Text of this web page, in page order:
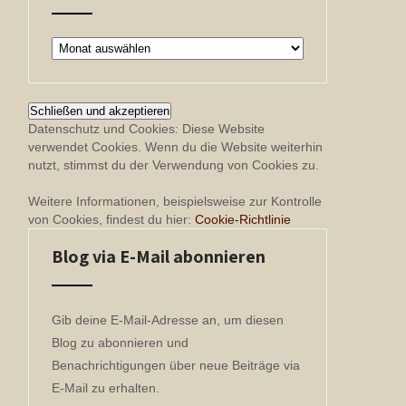
Archiv
Datenschutz und Cookies: Diese Website
verwendet Cookies. Wenn du die Website weiterhin
nutzt, stimmst du der Verwendung von Cookies zu.
Weitere Informationen, beispielsweise zur Kontrolle
von Cookies, findest du hier: Cookie-Richtlinie
Blog via E-Mail abonnieren
Gib deine E-Mail-Adresse an, um diesen
Blog zu abonnieren und
Benachrichtigungen über neue Beiträge via
E-Mail zu erhalten.